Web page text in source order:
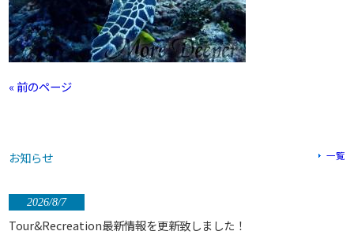
« 前のページ
お知らせ 一覧
2026/8/7
Tour&Recreation最新情報を更新致しました！